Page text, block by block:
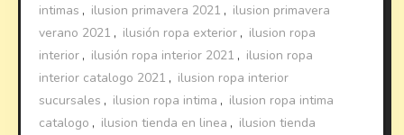
intimas , ilusion primavera 2021 , ilusion primavera
verano 2021 , ilusión ropa exterior , ilusion ropa
interior , ilusión ropa interior 2021 , ilusion ropa
interior catalogo 2021 , ilusion ropa interior
sucursales , ilusion ropa intima , ilusion ropa intima
catalogo , ilusion tienda en linea , ilusion tienda